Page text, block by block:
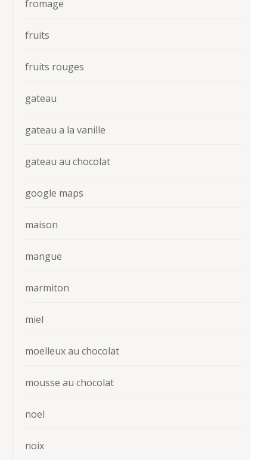
fromage
fruits
fruits rouges
gateau
gateau a la vanille
gateau au chocolat
google maps
maison
mangue
marmiton
miel
moelleux au chocolat
mousse au chocolat
noel
noix